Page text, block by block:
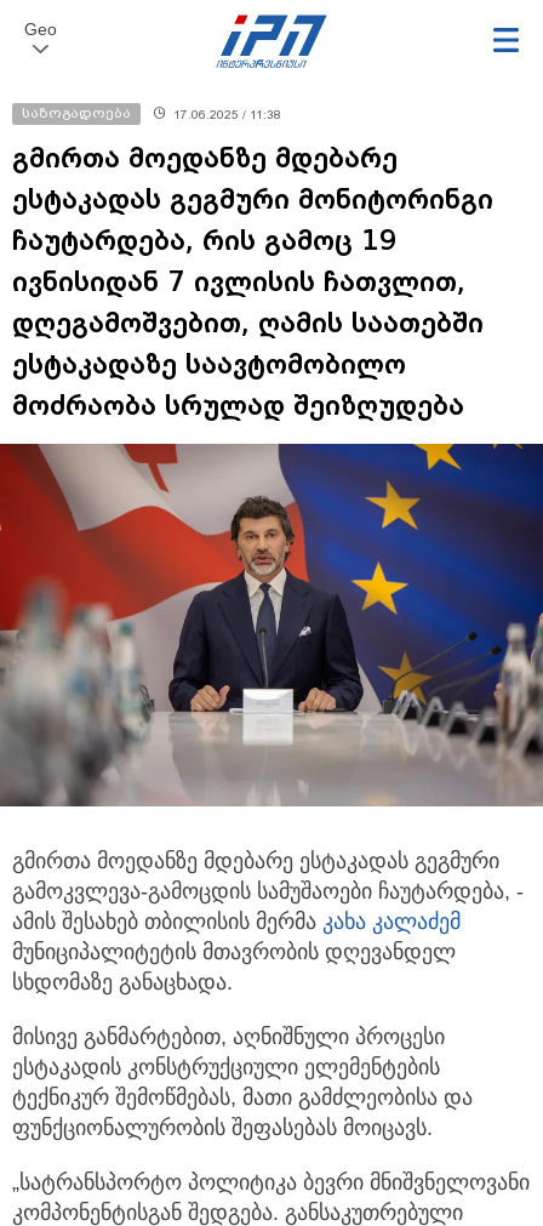
Geo
საზოგადოება 17.06.2025 / 11:38
გმირთა მოედანზე მდებარე
ესტაკადას გეგმური მონიტორინგი
ჩაუტარდება, რის გამოც 19
ივნისიდან 7 ივლისის ჩათვლით,
დღეგამოშვებით, ღამის საათებში
ესტაკადაზე საავტომობილო
მოძრაობა სრულად შეიზღუდება
გმირთა მოედანზე მდებარე ესტაკადას გეგმური
გამოკვლევა-გამოცდის სამუშაოები ჩაუტარდება, -
ამის შესახებ თბილისის მერმა კახა კალაძემ
მუნიციპალიტეტის მთავრობის დღევანდელ
სხდომაზე განაცხადა.
მისივე განმარტებით, აღნიშნული პროცესი
ესტაკადის კონსტრუქციული ელემენტების
ტექნიკურ შემოწმებას, მათი გამძლეობისა და
ფუნქციონალურობის შეფასებას მოიცავს.
„სატრანსპორტო პოლიტიკა ბევრი მნიშვნელოვანი
კომპონენტისგან შედგება. განსაკუთრებული